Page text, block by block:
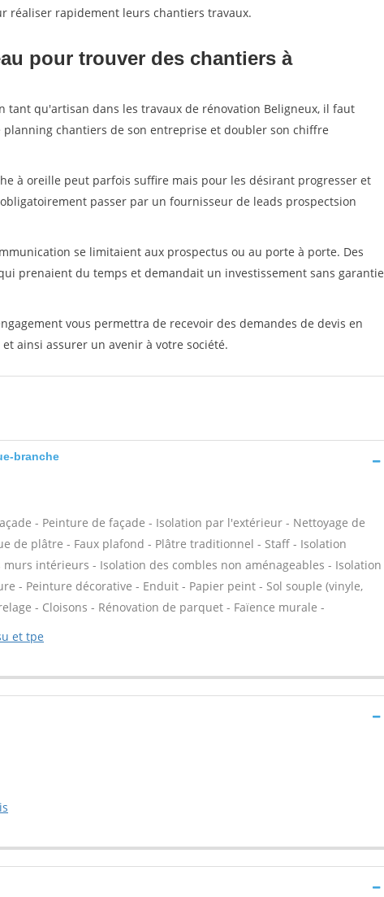
réaliser rapidement leurs chantiers travaux.
pour trouver des chantiers à
tant qu'artisan dans les travaux de rénovation Beligneux, il faut
chantiers de son entreprise et doubler son chiffre
à oreille peut parfois suffire mais pour les désirant progresser et
passer par un fournisseur de leads prospectsion
se limitaient aux prospectus ou au porte à porte. Des
prenaient du temps et demandait un investissement sans garantie
vous permettra de recevoir des demandes de devis en
ainsi assurer un avenir à votre société.
branche
- Peinture de façade - Isolation par l'extérieur - Nettoyage de
de plâtre - Faux plafond - Plâtre traditionnel - Staff - Isolation
intérieurs - Isolation des combles non aménageables - Isolation
- Peinture décorative - Enduit - Papier peint - Sol souple (vinyle,
- Cloisons - Rénovation de parquet - Faïence murale -
et tpe